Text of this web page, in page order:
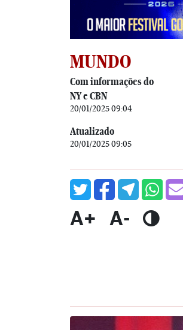
MUNDO
Com informações do
NY e CBN
20/01/2025 09:04
Atualizado
20/01/2025 09:05
A+ A-